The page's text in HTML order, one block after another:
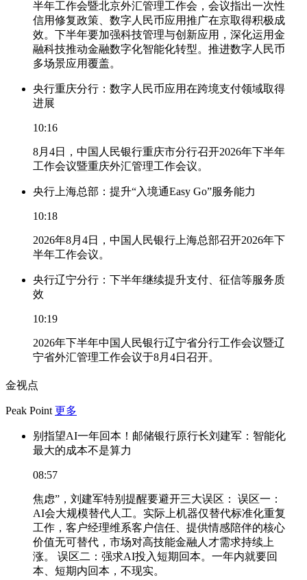
半年工作会暨北京外汇管理工作会，会议指出一次性
信用修复政策、数字人民币应用推广在京取得积极成
效。下半年要加强科技管理与创新应用，深化运用金
融科技推动金融数字化智能化转型。推进数字人民币
多场景应用覆盖。
央行重庆分行：数字人民币应用在跨境支付领域取得
进展
10:16
8月4日，中国人民银行重庆市分行召开2026年下半年
工作会议暨重庆外汇管理工作会议。
央行上海总部：提升“入境通Easy Go”服务能力
10:18
2026年8月4日，中国人民银行上海总部召开2026年下
半年工作会议。
央行辽宁分行：下半年继续提升支付、征信等服务质
效
10:19
2026年下半年中国人民银行辽宁省分行工作会议暨辽
宁省外汇管理工作会议于8月4日召开。
金视点
Peak Point 更多
别指望AI一年回本！邮储银行原行长刘建军：智能化
最大的成本不是算力
08:57
焦虑”，刘建军特别提醒要避开三大误区： 误区一：
AI会大规模替代人工。实际上机器仅替代标准化重复
工作，客户经理维系客户信任、提供情感陪伴的核心
价值无可替代，市场对高技能金融人才需求持续上
涨。 误区二：强求AI投入短期回本。一年内就要回
本、短期内回本，不现实。